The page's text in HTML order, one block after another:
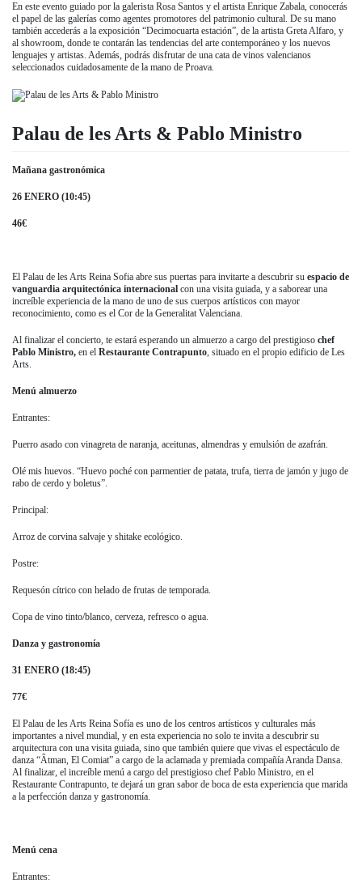
En este evento guiado por la galerista Rosa Santos y el artista Enrique Zabala, conocerás
el papel de las galerías como agentes promotores del patrimonio cultural. De su mano
también accederás a la exposición “Decimocuarta estación”, de la artista Greta Alfaro, y
al showroom, donde te contarán las tendencias del arte contemporáneo y los nuevos
lenguajes y artistas. Además, podrás disfrutar de una cata de vinos valencianos
seleccionados cuidadosamente de la mano de Proava.
Palau de les Arts & Pablo Ministro
Mañana gastronómica
26 ENERO (10:45)
46€
El Palau de les Arts Reina Sofia abre sus puertas para invitarte a descubrir su espacio de
vanguardia arquitectónica internacional con una visita guiada, y a saborear una
increíble experiencia de la mano de uno de sus cuerpos artísticos con mayor
reconocimiento, como es el Cor de la Generalitat Valenciana.
Al finalizar el concierto, te estará esperando un almuerzo a cargo del prestigioso chef
Pablo Ministro, en el Restaurante Contrapunto , situado en el propio edificio de Les
Arts.
Menú almuerzo
Entrantes:
Puerro asado con vinagreta de naranja, aceitunas, almendras y emulsión de azafrán.
Olé mis huevos. “Huevo poché con parmentier de patata, trufa, tierra de jamón y jugo de
rabo de cerdo y boletus”.
Principal:
Arroz de corvina salvaje y shitake ecológico.
Postre:
Requesón cítrico con helado de frutas de temporada.
Copa de vino tinto/blanco, cerveza, refresco o agua.
Danza y gastronomía
31 ENERO (18:45)
77€
El Palau de les Arts Reina Sofía es uno de los centros artísticos y culturales más
importantes a nivel mundial, y en esta experiencia no solo te invita a descubrir su
arquitectura con una visita guiada, sino que también quiere que vivas el espectáculo de
danza “Âtman, El Comiat” a cargo de la aclamada y premiada compañía Aranda Dansa.
Al finalizar, el increíble menú a cargo del prestigioso chef Pablo Ministro, en el
Restaurante Contrapunto, te dejará un gran sabor de boca de esta experiencia que marida
a la perfección danza y gastronomía.
Menú cena
Entrantes: